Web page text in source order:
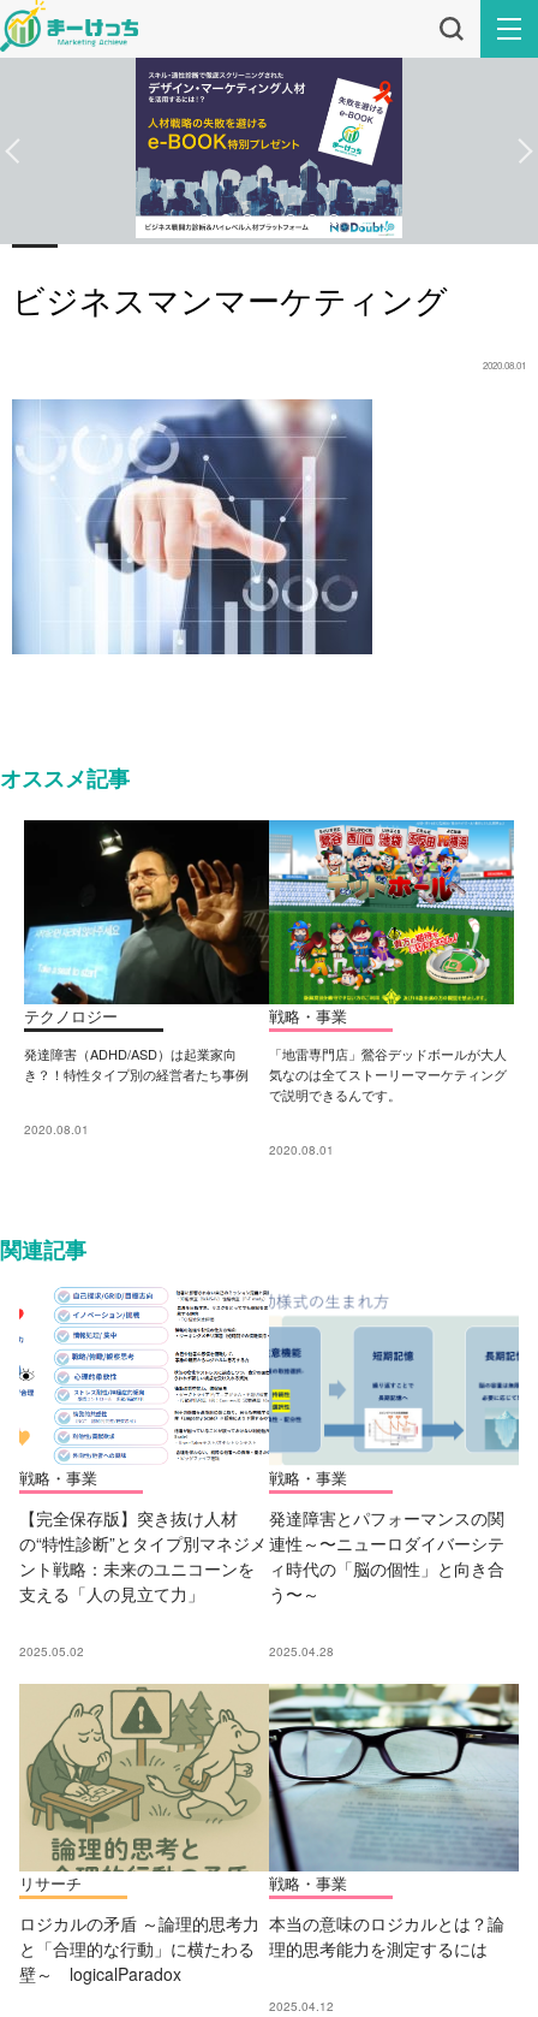
ビジネスマンマーケティング
2020.08.01
オススメ記事
テクノロジー
発達障害（ADHD/ASD）は起業家向
き？！特性タイプ別の経営者たち事例
2020.08.01
戦略・事業
「地雷専門店」鶯谷デッドボールが大人
気なのは全てストーリーマーケティング
で説明できるんです。
2020.08.01
関連記事
戦略・事業
【完全保存版】突き抜け人材
の“特性診断”とタイプ別マネジメ
ント戦略：未来のユニコーンを
支える「人の見立て力」
2025.05.02
戦略・事業
発達障害とパフォーマンスの関
連性～〜ニューロダイバーシテ
ィ時代の「脳の個性」と向き合
う〜～
2025.04.28
リサーチ
ロジカルの矛盾 ～論理的思考力
と「合理的な行動」に横たわる
壁～ logicalParadox
戦略・事業
本当の意味のロジカルとは？論
理的思考能力を測定するには
2025.04.12